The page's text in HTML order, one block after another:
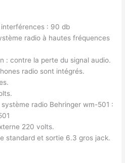
: 90 db
radio à hautes fréquences
: contre la perte du signal audio.
radio sont intégrés.
radio Behringer wm-501 :
220 volts.
standard et sortie 6.3 gros jack.